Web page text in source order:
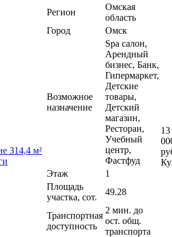
Регион
Омская
область
Город
Омск
Возможное
назначение
Spa салон,
Арендный
бизнес, Банк,
Гипермаркет,
Детские
товары,
Детский
магазин,
Ресторан,
Учебный
центр,
Фастфуд
Этаж
1
Площадь
участка, сот.
49.28
Транспортная
доступность
2 мин. до
ост. общ.
транспорта